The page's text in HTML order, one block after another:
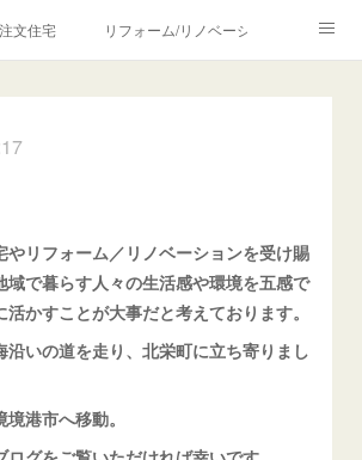
文住宅 リフォーム/リノベーション
お問合せ/アクセス
関連
やリフォーム／リノベーションを受け賜
域で暮らす人々の生活感や環境を五感で
かすことが大事だと考えております。
沿いの道を走り、北栄町に立ち寄りまし
港市へ移動。